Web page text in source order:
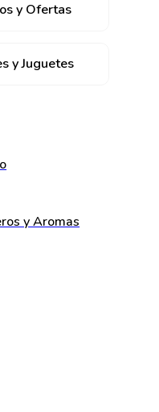
y Ofertas
y Juguetes
y Aromas